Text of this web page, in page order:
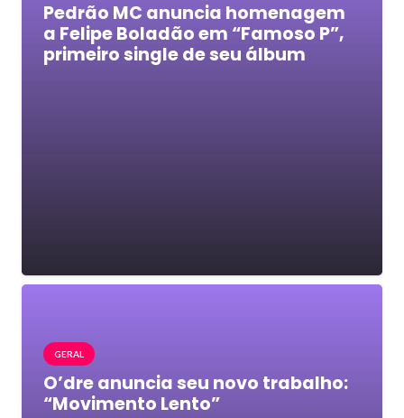
Pedrão MC anuncia homenagem
a Felipe Boladão em “Famoso P”,
primeiro single de seu álbum
GERAL
O’dre anuncia seu novo trabalho:
“Movimento Lento”